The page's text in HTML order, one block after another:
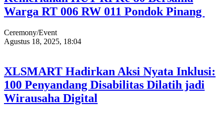
Warga RT 006 RW 011 Pondok Pinang
Ceremony/Event
Agustus 18, 2025, 18:04
XLSMART Hadirkan Aksi Nyata Inklusi:
100 Penyandang Disabilitas Dilatih jadi
Wirausaha Digital